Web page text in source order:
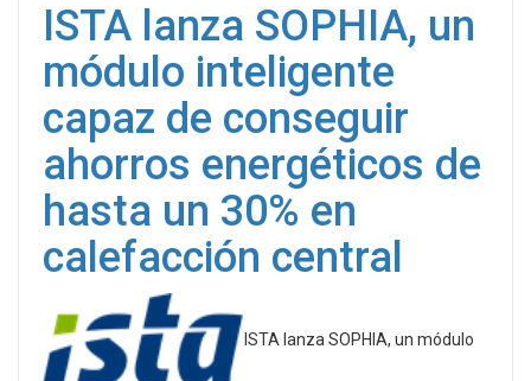
ISTA lanza SOPHIA, un
módulo inteligente
capaz de conseguir
ahorros energéticos de
hasta un 30% en
calefacción central
ISTA lanza SOPHIA, un módulo